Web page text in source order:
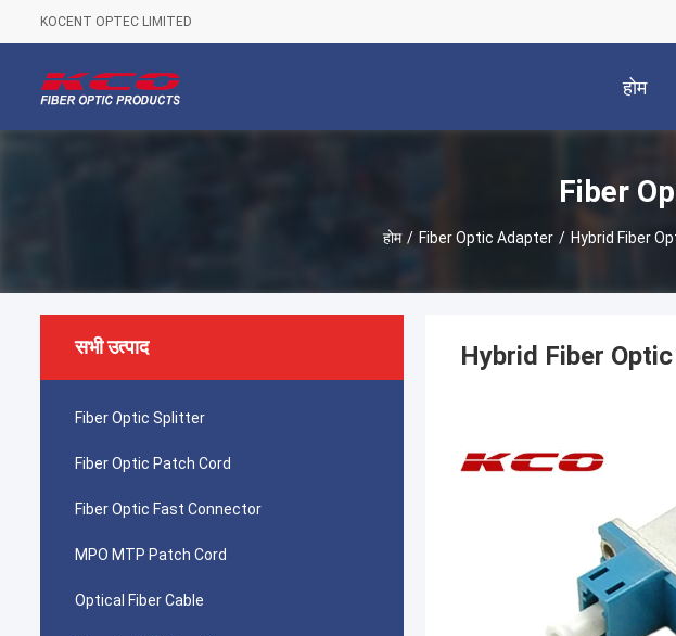
KOCENT OPTEC LIMITED
होम
Fiber
होम / Fiber Optic Adapter / Hybrid Fiber
सभी उत्पाद
Fiber Optic Splitter
Fiber Optic Patch Cord
Fiber Optic Fast Connector
MPO MTP Patch Cord
Optical Fiber Cable
Hybrid Fiber